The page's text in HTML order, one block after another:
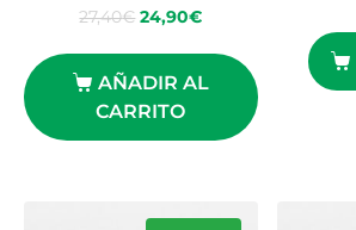
27,40€ 24,90€
AÑADIR AL
CARRITO